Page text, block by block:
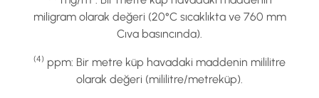
miligram olarak değeri (20°C sıcaklıkta ve 760 mm
Cıva basıncında).
(4) ppm: Bir metre küp havadaki maddenin mililitre
olarak değeri (mililitre/metreküp).